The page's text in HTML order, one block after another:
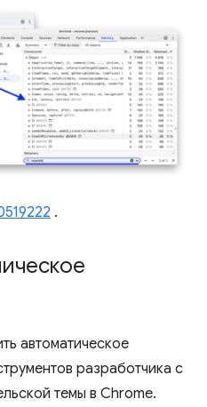
.
автоматическое
разработчика с
темы в Chrome.